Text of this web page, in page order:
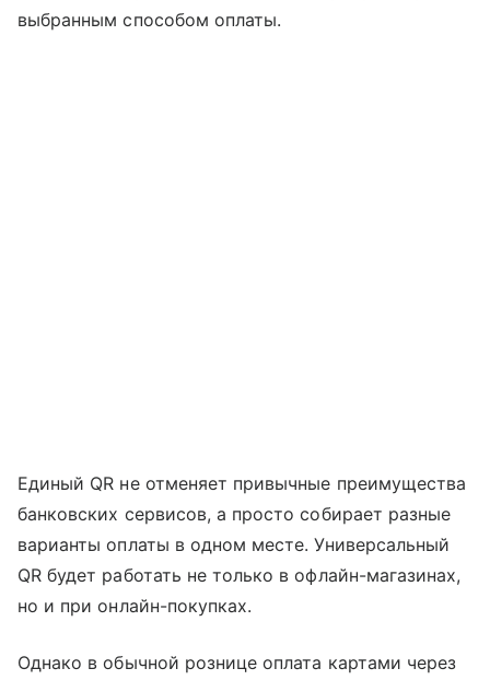
выбранным способом оплаты.
Единый QR не отменяет привычные преимущества
банковских сервисов, а просто собирает разные
варианты оплаты в одном месте. Универсальный
QR будет работать не только в офлайн-магазинах,
но и при онлайн-покупках.
Однако в обычной рознице оплата картами через